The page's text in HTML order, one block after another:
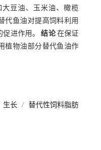
大豆油、玉米油、橄榄
代鱼油对提高饲料利用
促进作用。结论在保证
植物油部分替代鱼油作
生长 / 替代性饲料脂肪